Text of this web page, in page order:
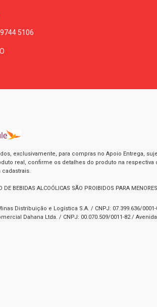
5106
exclusivamente, para compras no Apoio Entrega,
real, confirme os detalhes do produto na
DE BEBIDAS ALCOÓLICAS SÃO PROIBIDOS PARA
Distribuição e Logística S.A. / CNPJ: 07.399.636/
Dahana Ltda. / CNPJ: 00.070.509/0011-82 /